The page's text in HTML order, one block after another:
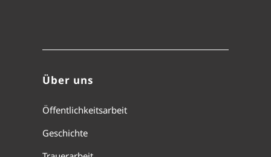
Über uns
Öffentlichkeitsarbeit
Geschichte